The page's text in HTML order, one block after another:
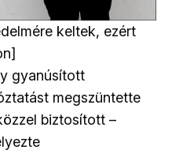
keltek, ezért
gyanúsított
megszüntette
biztosított –